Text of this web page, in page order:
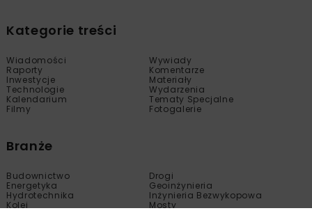
Kategorie treści
Wiadomości
Wywiady
Raporty
Komentarze
Inwestycje
Materiały
Technologie
Wydarzenia
Kalendarium
Tematy Specjalne
Filmy
Fotogalerie
Branże
Budownictwo
Drogi
Energetyka
Geoinżynieria
Hydrotechnika
Inżynieria Bezwykopowa
Kolej
Mosty